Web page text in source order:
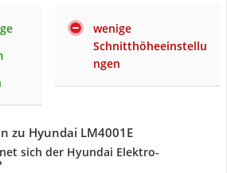
wenige
Schnitthöheeinstellu
ngen
zu Hyundai LM4001E
sich der Hyundai Elektro-